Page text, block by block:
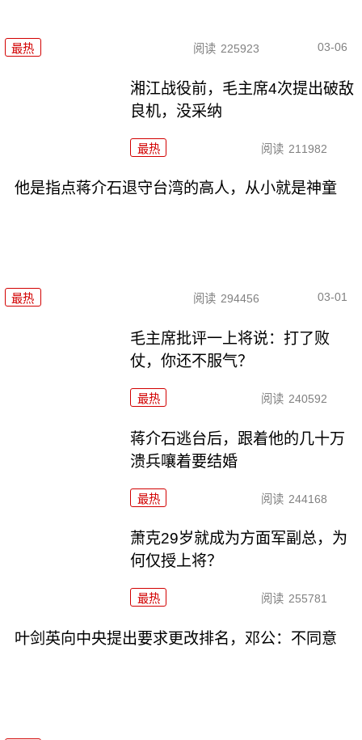
最热 阅读 225923 03-06
湘江战役前，毛主席4次提出破敌
良机，没采纳
最热 阅读 211982
他是指点蒋介石退守台湾的高人，从小就是神童
最热 阅读 294456 03-01
毛主席批评一上将说：打了败
仗，你还不服气？
最热 阅读 240592
蒋介石逃台后，跟着他的几十万
溃兵嚷着要结婚
最热 阅读 244168
萧克29岁就成为方面军副总，为
何仅授上将？
最热 阅读 255781
叶剑英向中央提出要求更改排名，邓公：不同意